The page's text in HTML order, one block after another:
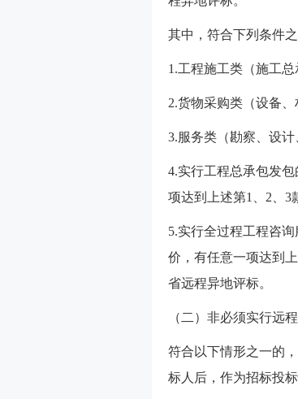
其中，符合下列条件
1.工程施工类（施工
2.货物采购类（设备
3.服务类（勘察、设
4.实行工程总承包发
项达到上述第1、2、3
5.实行全过程工程咨
价，有任意一项达到
省远程异地评标。
（二）非必须实行远
符合以下情形之一的
标人后，作为招标投